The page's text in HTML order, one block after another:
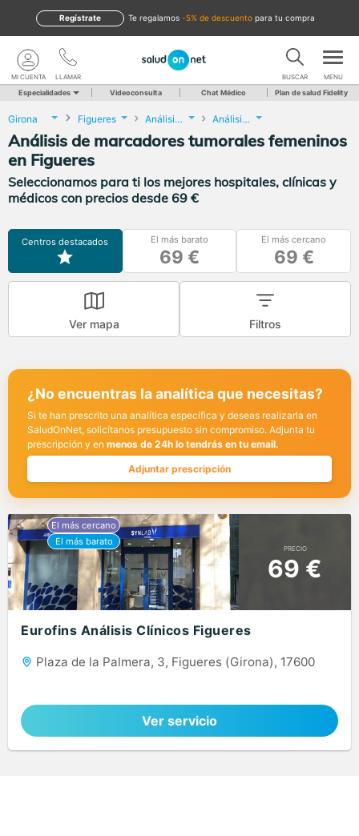
te regalamos -5% de descuento para tu compra
Regístrate
LLAMAR
MI CUENTA BUSCAR MENU
Especialidades Videoconsulta Chat Médico Plan de salud Fidelity
Girona Figueres Análisis Clínicos Análisis de marcadores tumorales femeninos
Análisis de marcadores tumorales femeninos
en Figueres
Seleccionamos para ti los mejores hospitales, clínicas y
médicos con precios desde 69 €
Centros destacados El más barato
69 €
El más cercano
69 €
Ver mapa Filtros
¿No encuentras la analítica que necesitas?
Si te han prescrito una analítica específica y deseas realizarla en
SaludOnNet, solicítanos presupuesto sin compromiso. Adjunta tu
prescripción y en menos de 24h lo tendrás en tu email.
Adjuntar prescripción
PRECIO
69 €
Eurofins Análisis Clínicos Figueres
Plaza de la Palmera, 3, Figueres (Girona), 17600
Ver servicio